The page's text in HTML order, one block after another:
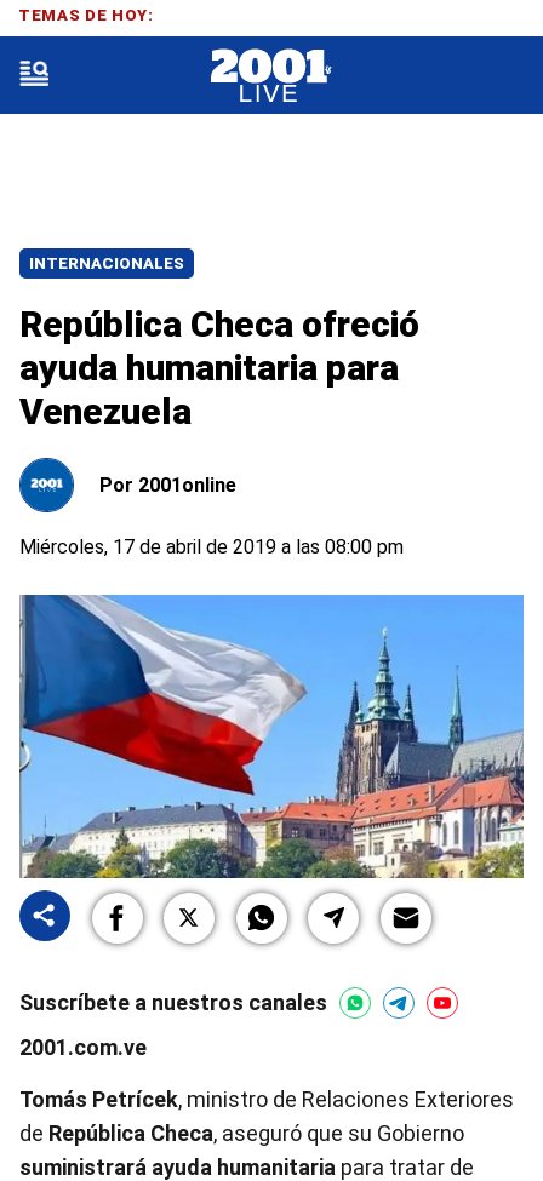
INTERNACIONALES
República Checa ofreció
ayuda humanitaria para
Venezuela
Por 2001online
Miércoles, 17 de abril de 2019 a las 08:00 pm
Suscríbete a nuestros canales
2001.com.ve
Tomás Petrícek, ministro de Relaciones Exteriores
de República Checa, aseguró que su Gobierno
suministrará ayuda humanitaria para tratar de
TEMAS DE HOY: